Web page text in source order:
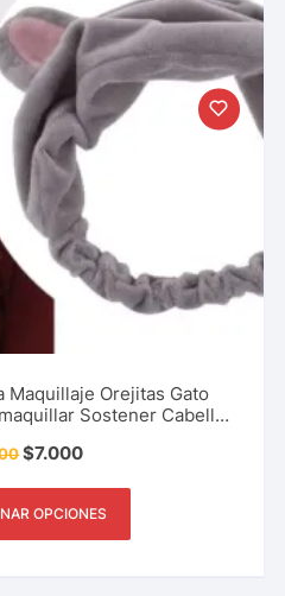
Maquillaje Orejitas Gato
Sostener Cabello
$7.000
OPCIONES